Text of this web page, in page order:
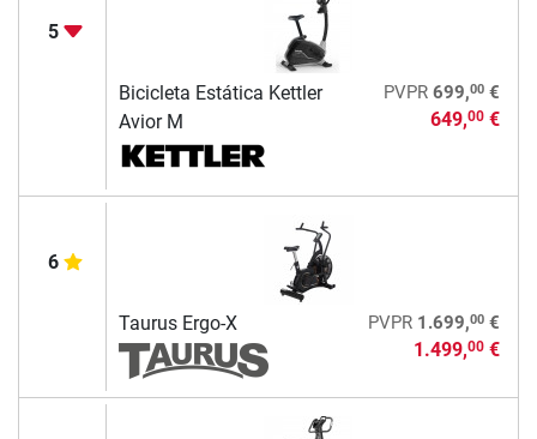
5
Bicicleta Estática Kettler
Avior M
PVPR 699,00€
649,00€
6
Taurus Ergo-X PVPR 1.699,00€
1.499,00€